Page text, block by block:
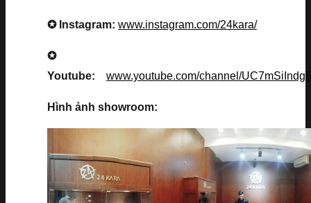
✪ Instagram: www.instagram.com/24kara/
✪
Youtube: www.youtube.com/channel/
Hình ảnh showroom: